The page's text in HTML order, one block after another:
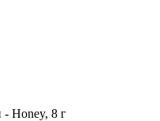
Honey, 8 г